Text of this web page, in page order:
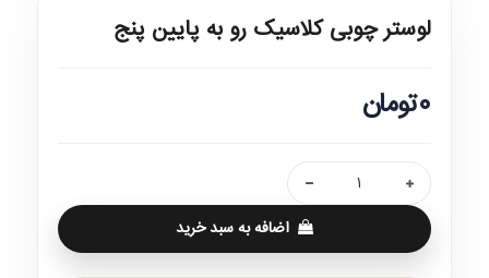
لوستر چوبی کلاسیک رو به پایین پنج
0تومان
اضافه به سبد خرید